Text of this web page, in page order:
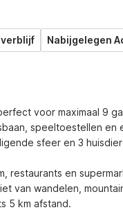
Nabijgelegen
voor maximaal 9
speeltoestellen
sfeer en 3
restaurants en
van wandelen,
5 km afstand.